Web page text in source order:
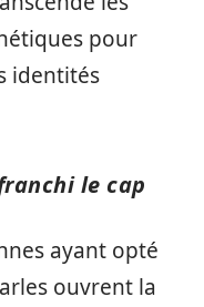
pour
identités
le cap
ayant opté
ouvrent la